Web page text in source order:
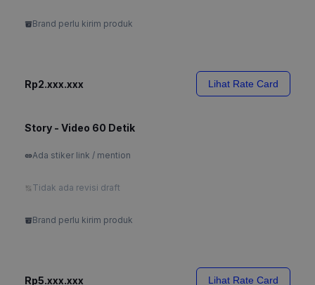
Brand perlu kirim produk
Rp2.xxx.xxx Lihat Rate Card
Story - Video 60 Detik
Ada stiker link / mention
Tidak ada revisi draft
Brand perlu kirim produk
Rp5.xxx.xxx Lihat Rate Card